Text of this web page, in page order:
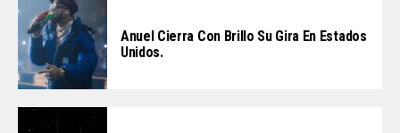
Anuel Cierra Con Brillo Su Gira En Estados
Unidos.